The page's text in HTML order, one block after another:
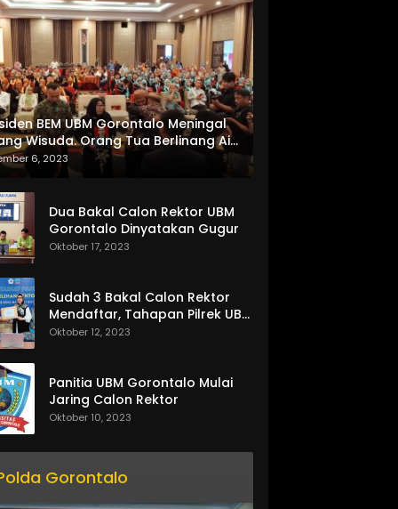
BEM UBM Gorontalo Meningal
Wisuda. Orang Tua Berlinang Air
Menerima SKL dan Pemasangan
6, 2023
Dua Bakal Calon Rektor UBM
Gorontalo Dinyatakan Gugur
Oktober 17, 2023
Sudah 3 Bakal Calon Rektor
Mendaftar, Tahapan Pilrek UBM
Gorontalo Makin Seru
Oktober 12, 2023
Panitia UBM Gorontalo Mulai
Jaring Calon Rektor
Oktober 10, 2023
Gorontalo